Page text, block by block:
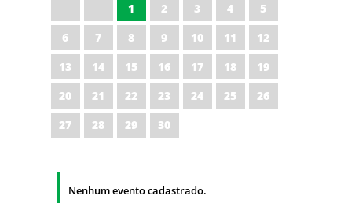
1 2 3 4
5
6
7 8 9 10 11
12
13
14 15 16 17 18
19
20
21 22 23 24 25
26
27
28 29 30
Nenhum evento cadastrado.